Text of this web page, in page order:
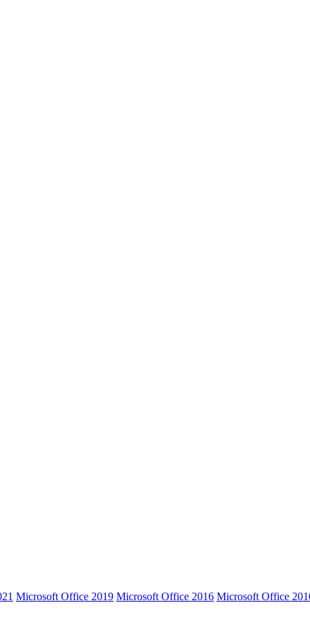
Microsoft Office 2019 Microsoft Office 2016 Microsoft Office